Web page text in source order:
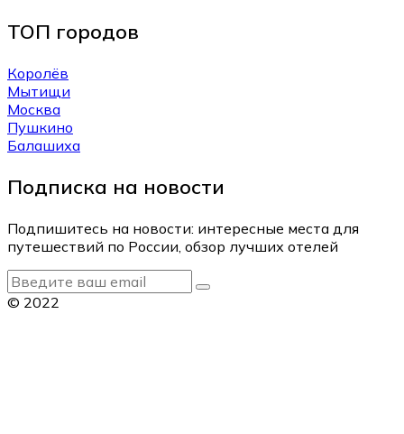
ТОП городов
Королёв
Мытищи
Москва
Пушкино
Балашиха
Подписка на новости
Подпишитесь на новости: интересные места для
путешествий по России, обзор лучших отелей
© 2022